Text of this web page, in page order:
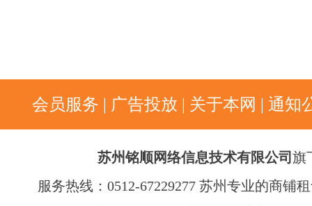
会员服务 | 广告投放 | 关于本网 | 通知
苏州铭顺网络信息技术有限公司 旗
服务热线：0512-67229277 苏州专业的商铺